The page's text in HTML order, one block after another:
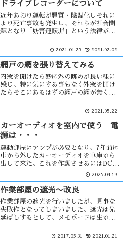
購入した。苗以外は、全て100均で・・
ドライブレコーダーについて
近年あおり運転が悪質・陰湿化しそれに
より死亡事故も発生し、それらが社会問
題となり「妨害運転罪」という法律が創
運転の自衛策としてドライブレコーダー
前に装着したが、一種別の方法で・・
2021.01.25 2021.02.02
網戸の網を張り替えてみる
内窓を開けたら妙に外の眺めが良い様に
感じ、特に気にする事もなく外窓を開け
たらそこにあるはずの網戸の網が無くな
失われた事によって、外の景色がダイレ
えは誰でも出来る。100均でも材料が揃
い・・
2021.05.22
カーオーディオを室内で使う 電
源は・・・
運動部屋にアンプが必要となり、7年前に
車から外したカーオーディオを車庫から
出して来た。これを作動させるにはDC電
源が必要。家にあるACDCではパワー的
に不安があった。そこで思い付いたの
が、家にある・・・
2025.04.19
作業部屋の遮光〜改良
作業部屋の遮光を行いましたが、見事な
失敗作となってしまいました。遮光は先
延ばしするとして、メモボードは生かそ
た！とても簡単な方法で改善する方法を
2017.05.31 2021.01.21